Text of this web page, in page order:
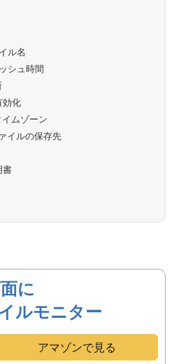
ル名
シュ時間
効化
ムゾーン
イルの保存先
書
に
ルモニター
アマゾンで見る